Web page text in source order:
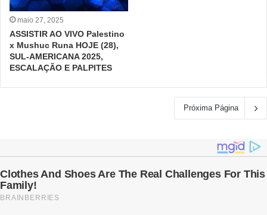
maio 27, 2025
ASSISTIR AO VIVO Palestino
x Mushuc Runa HOJE (28),
SUL-AMERICANA 2025,
ESCALAÇÃO E PALPITES
Próxima Página